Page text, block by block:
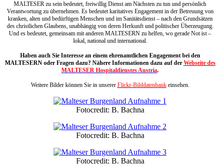
MALTESER zu sein bedeutet, freiwillig Dienst am Nächsten zu tun und persönlich
Verantwortung zu übernehmen. Es bedeutet karitatives Engagement in der Betreuung von
kranken, alten und bedürftigen Menschen und im Sanitätsdienst – nach den Grundsätzen
des christlichen Glaubens, unabhängig von deren Herkunft und politischer Überzeugung.
Und es bedeutet, gemeinsam mit anderen MALTESERN zu helfen, wo gerade Not ist –
lokal, national und international.
Haben auch Sie Interesse an einem ehrenamtlichen Engagement bei den
MALTESERN oder Fragen dazu? Nähere Informationen dazu auf der Webseite des
MALTESER Hospitaldienstes Austria.
Weitere Bilder können Sie in unserer Flickr-Bilddatenbankeinsehen.
Fotocredit: B. Bachna
Fotocredit: B. Bachna
Fotocredit: B. Bachna